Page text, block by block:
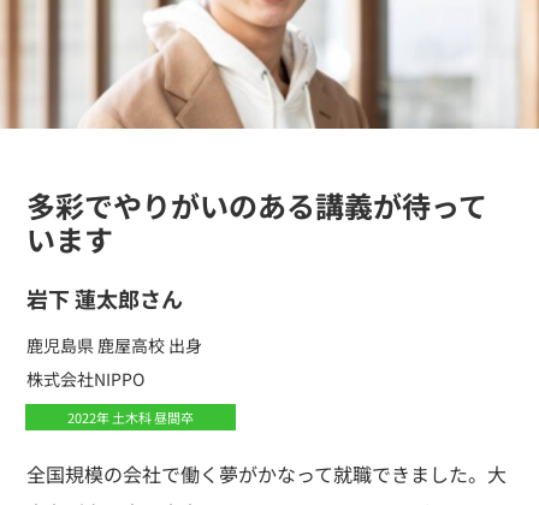
多彩でやりがいのある講義が待って
います
岩下 蓮太郎さん
鹿児島県 鹿屋高校 出身
株式会社NIPPO
2022年 土木科 昼間卒
全国規模の会社で働く夢がかなって就職できました。大